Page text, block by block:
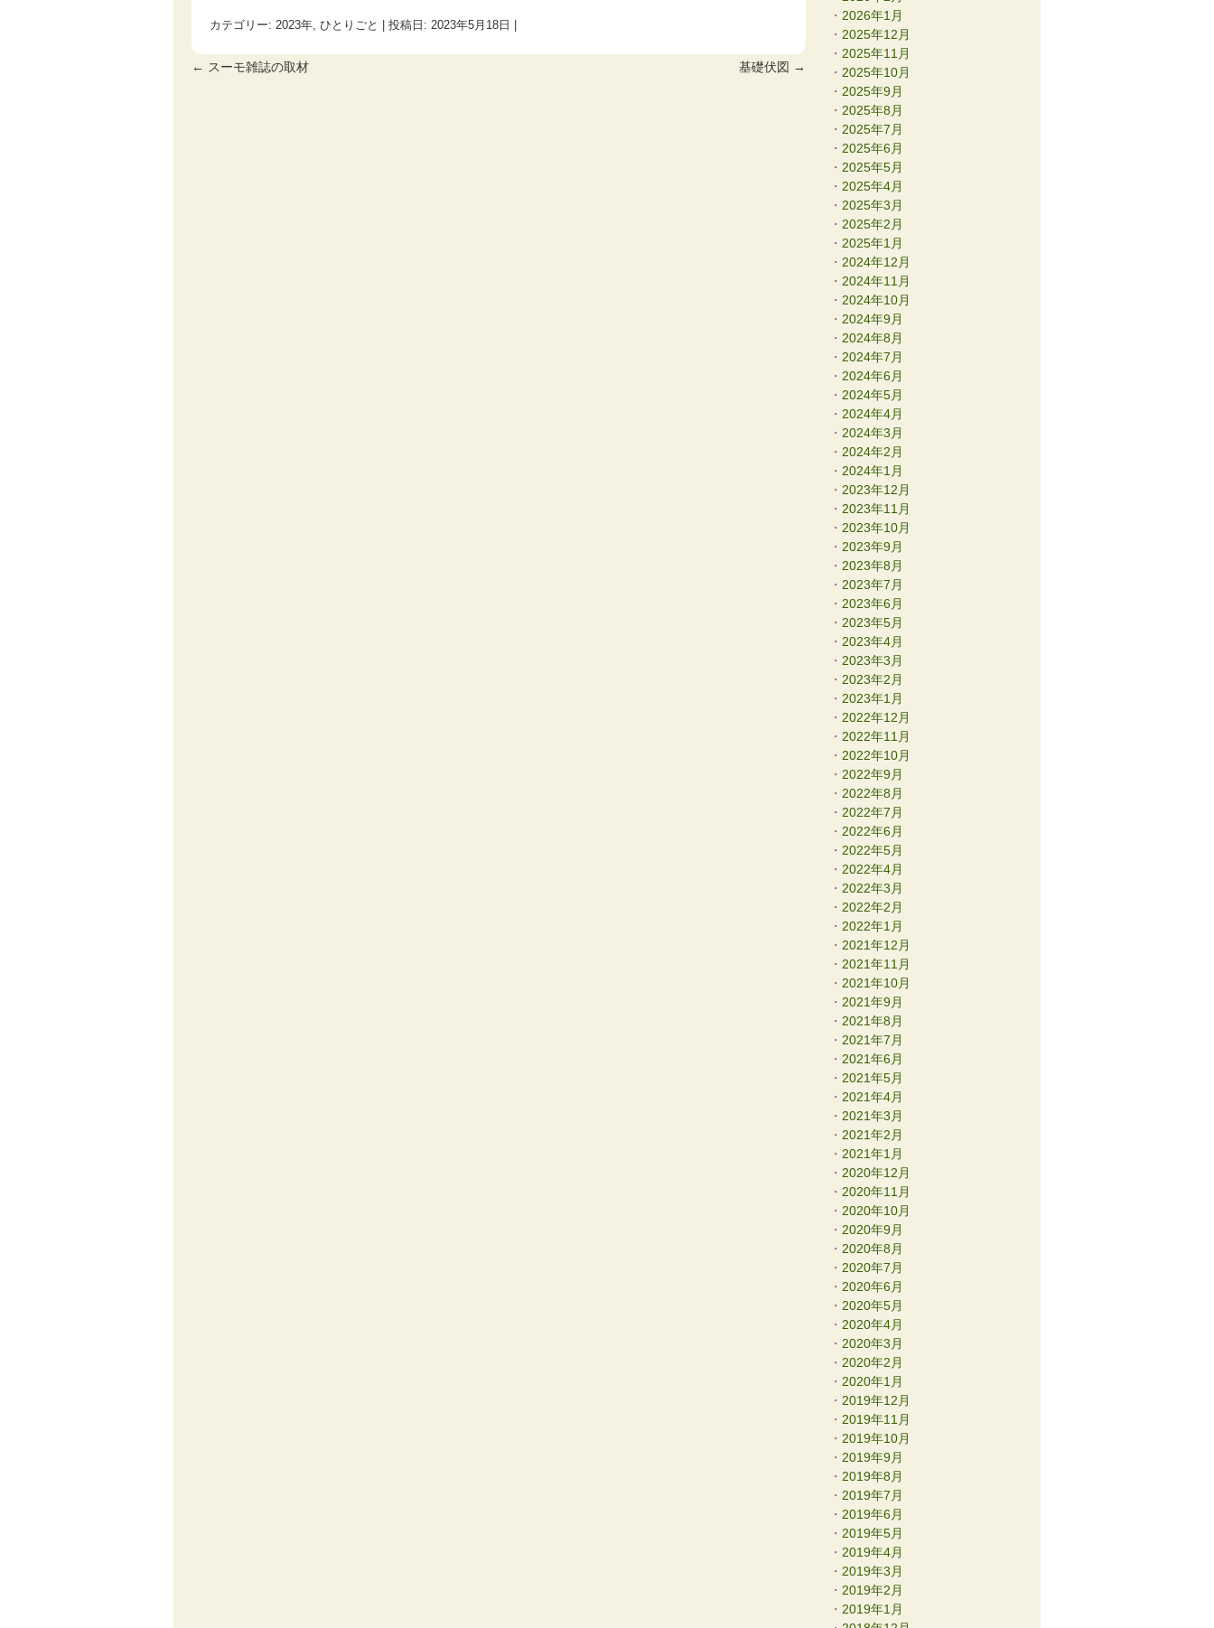
カテゴリー: 2023年, ひとりごと | 投稿日: 2023年5月18日
← スーモ雑誌の取材 基礎伏図 →
2026年1月
2025年12月
2025年11月
2025年10月
2025年9月
2025年8月
2025年7月
2025年6月
2025年5月
2025年4月
2025年3月
2025年2月
2025年1月
2024年12月
2024年11月
2024年10月
2024年9月
2024年8月
2024年7月
2024年6月
2024年5月
2024年4月
2024年3月
2024年2月
2024年1月
2023年12月
2023年11月
2023年10月
2023年9月
2023年8月
2023年7月
2023年6月
2023年5月
2023年4月
2023年3月
2023年2月
2023年1月
2022年12月
2022年11月
2022年10月
2022年9月
2022年8月
2022年7月
2022年6月
2022年5月
2022年4月
2022年3月
2022年2月
2022年1月
2021年12月
2021年11月
2021年10月
2021年9月
2021年8月
2021年7月
2021年6月
2021年5月
2021年4月
2021年3月
2021年2月
2021年1月
2020年12月
2020年11月
2020年10月
2020年9月
2020年8月
2020年7月
2020年6月
2020年5月
2020年4月
2020年3月
2020年2月
2020年1月
2019年12月
2019年11月
2019年10月
2019年9月
2019年8月
2019年7月
2019年6月
2019年5月
2019年4月
2019年3月
2019年2月
2019年1月